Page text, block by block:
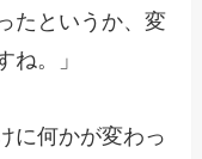
たというか、変
ね。」
に何かが変わっ